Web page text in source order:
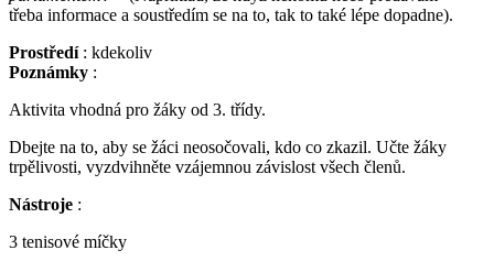
třeba informace a soustředím se na to, tak to také lépe dopadne).
Prostředí : kdekoliv
Poznámky :
Aktivita vhodná pro žáky od 3. třídy.
Dbejte na to, aby se žáci neosočovali, kdo co zkazil. Učte žáky
trpělivosti, vyzdvihněte vzájemnou závislost všech členů.
Nástroje :
3 tenisové míčky